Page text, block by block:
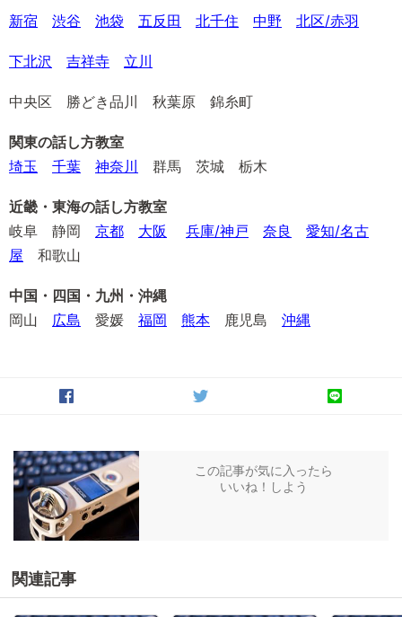
新宿 渋谷 池袋 五反田 北千住 中野 北区/赤羽
下北沢 吉祥寺 立川
中央区 勝どき品川 秋葉原 錦糸町
関東の話し方教室
埼玉
千葉 神奈川 群馬 茨城 栃木
近畿・東海の話し方教室
岐阜 静岡 京都 大阪 兵庫/神戸 奈良
愛知/名古
屋 和歌山
中国・四国・九州・沖縄
岡山 広島 愛媛 福岡 熊本 鹿児島 沖縄
この記事が気に入ったら
いいね！しよう
関連記事